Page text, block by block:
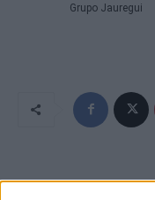
Grupo Jauregui